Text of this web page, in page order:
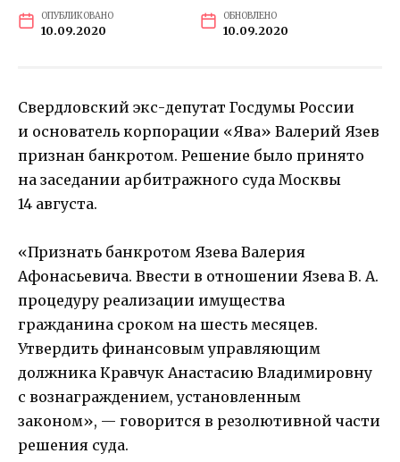
ОПУБЛИКОВАНО
10.09.2020
ОБНОВЛЕНО
10.09.2020
Свердловский экс-депутат Госдумы России
и основатель корпорации «Ява» Валерий Язев
признан банкротом. Решение было принято
на заседании арбитражного суда Москвы
14 августа.
«Признать банкротом Язева Валерия
Афонасьевича. Ввести в отношении Язева В. А.
процедуру реализации имущества
гражданина сроком на шесть месяцев.
Утвердить финансовым управляющим
должника Кравчук Анастасию Владимировну
с вознаграждением, установленным
законом», — говорится в резолютивной части
решения суда.